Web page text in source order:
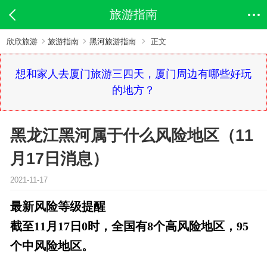
旅游指南
欣欣旅游 旅游指南 黑河旅游指南 正文
想和家人去厦门旅游三四天，厦门周边有哪些好玩
的地方？
黑龙江黑河属于什么风险地区（11
月17日消息）
2021-11-17
最新风险等级提醒
截至11月17日0时，全国有8个高风险地区，95
个中风险地区。